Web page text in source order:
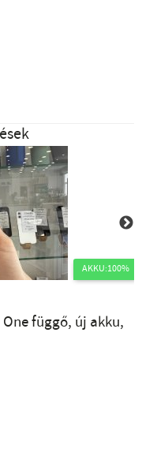
AKKU:100%
függő, új akku,